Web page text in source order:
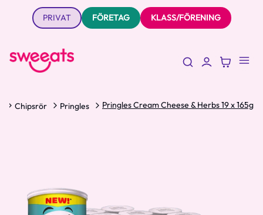
PRIVAT FÖRETAG KLASS/FÖRENING
Chipsrör Pringles Pringles Cream Cheese & Herbs 19 x 165g